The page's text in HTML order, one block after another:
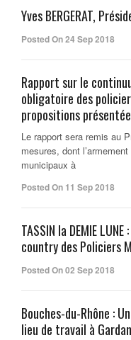
Yves BERGERAT,
Posted On 24 Sep 2018
Rapport sur le
obligatoire des
propositions
Le rapport sera remis au
mesures, dont
municipaux à
Posted On 11 Sep 2018
TASSIN la DEMIE
country des Policiers
Posted On 02 Sep 2018
Bouches-du-Rhône :
lieu de travail à